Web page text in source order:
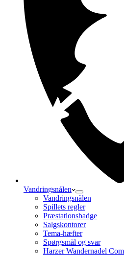
Vandringsnålen
Vandringsnålen
Spillets regler
Præstationsbadge
Salgskontorer
Tema-hæfter
Spørgsmål og svar
Harzer Wandernadel